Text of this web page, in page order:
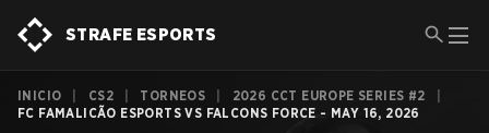
STRAFE ESPORTS
INICIO CS2 TORNEOS 2026 CCT EUROPE SERIES #2
FC FAMALICÃO ESPORTS VS FALCONS FORCE - MAY 16, 2026